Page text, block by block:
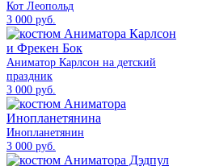
Кот Леопольд
3 000 руб.
Аниматор Карлсон на детский
праздник
3 000 руб.
Инопланетянин
3 000 руб.